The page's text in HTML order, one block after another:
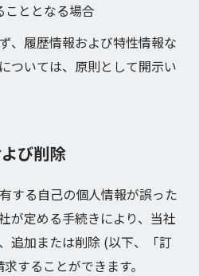
ととなる場合
、履歴情報および特性情報な
ついては、原則として開示い
び削除
する自己の個人情報が誤った
が定める手続きにより、当社
追加または削除 (以下、「訂
することができます。